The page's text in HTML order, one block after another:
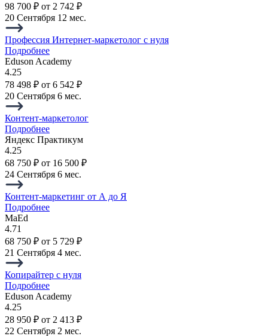
98 700 ₽ от 2 742 ₽
20 Сентября 12 мес.
Профессия Интернет-маркетолог с нуля
Подробнее
Eduson Academy
4.25
78 498 ₽ от 6 542 ₽
20 Сентября 6 мес.
Контент-маркетолог
Подробнее
Яндекс Практикум
4.25
68 750 ₽ от 16 500 ₽
24 Сентября 6 мес.
Контент-маркетинг от А до Я
Подробнее
MaEd
4.71
68 750 ₽ от 5 729 ₽
21 Сентября 4 мес.
Копирайтер с нуля
Подробнее
Eduson Academy
4.25
28 950 ₽ от 2 413 ₽
22 Сентября 2 мес.